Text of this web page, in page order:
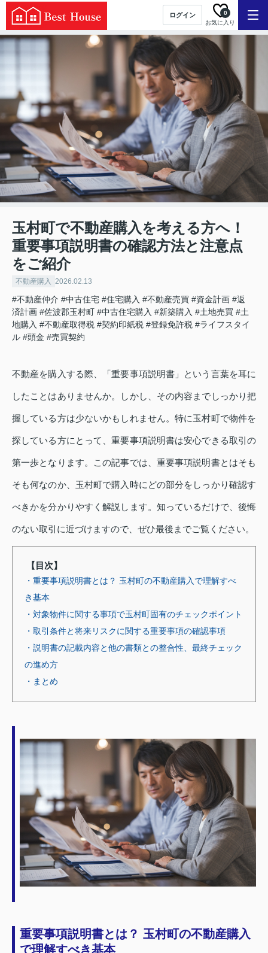
ログイン
お気に入り
0
玉村町で不動産購入を考える方へ！
重要事項説明書の確認方法と注意点
をご紹介
不動産購入 2026.02.13
#不動産仲介 #中古住宅 #住宅購入 #不動産売買 #資金計画 #返
済計画 #佐波郡玉村町 #中古住宅購入 #新築購入 #土地売買 #土
地購入 #不動産取得税 #契約印紙税 #登録免許税 #ライフスタイ
ル #頭金 #売買契約
不動産を購入する際、「重要事項説明書」という言葉を耳に
したことはありませんか。しかし、その内容までしっかり把
握している方は少ないかもしれません。特に玉村町で物件を
探している方にとって、重要事項説明書は安心できる取引の
第一歩となります。この記事では、重要事項説明書とはそも
そも何なのか、玉村町で購入時にどの部分をしっかり確認す
べきかを分かりやすく解説します。知っているだけで、後悔
のない取引に近づけますので、ぜひ最後までご覧ください。
【目次】
・重要事項説明書とは？ 玉村町の不動産購入で理解すべ
き基本
・対象物件に関する事項で玉村町固有のチェックポイント
・取引条件と将来リスクに関する重要事項の確認事項
・説明書の記載内容と他の書類との整合性、最終チェック
の進め方
・まとめ
重要事項説明書とは？ 玉村町の不動産購入
で理解すべき基本